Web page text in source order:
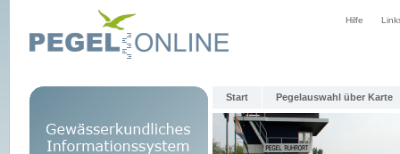
Hilfe
Start Pegelauswahl über Karte